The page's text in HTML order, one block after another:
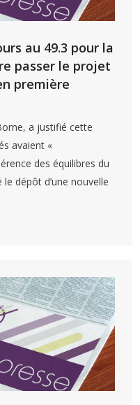
au 49.3 pour la
passer le projet
première
a justifié cette
avaient «
des équilibres du
dépôt d’une nouvelle